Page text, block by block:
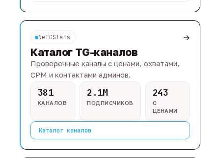
NeTGStats →
Каталог TG-каналов
Проверенные каналы с ценами, охватами,
CPM и контактами админов.
381
КАНАЛОВ
2.1M
ПОДПИСЧИКОВ
243
С
ЦЕНАМИ
Каталог каналов